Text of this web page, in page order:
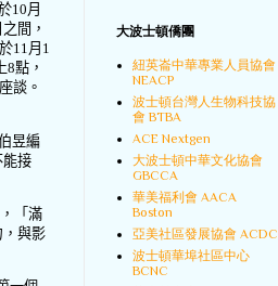
10月
之間，
11月 1
8點，
談。
昱編
能接
「滿
，與影
大波士頓僑團
紐英崙中華專業人員協會
NEACP
波士頓台灣人生物科技協
會 BTBA
ACE Nextgen
大波士頓中華文化協會
GBCCA
華美福利會 AACA
Boston
亞美社區發展協會 ACDC
波士頓華埠社區中心
BCNC